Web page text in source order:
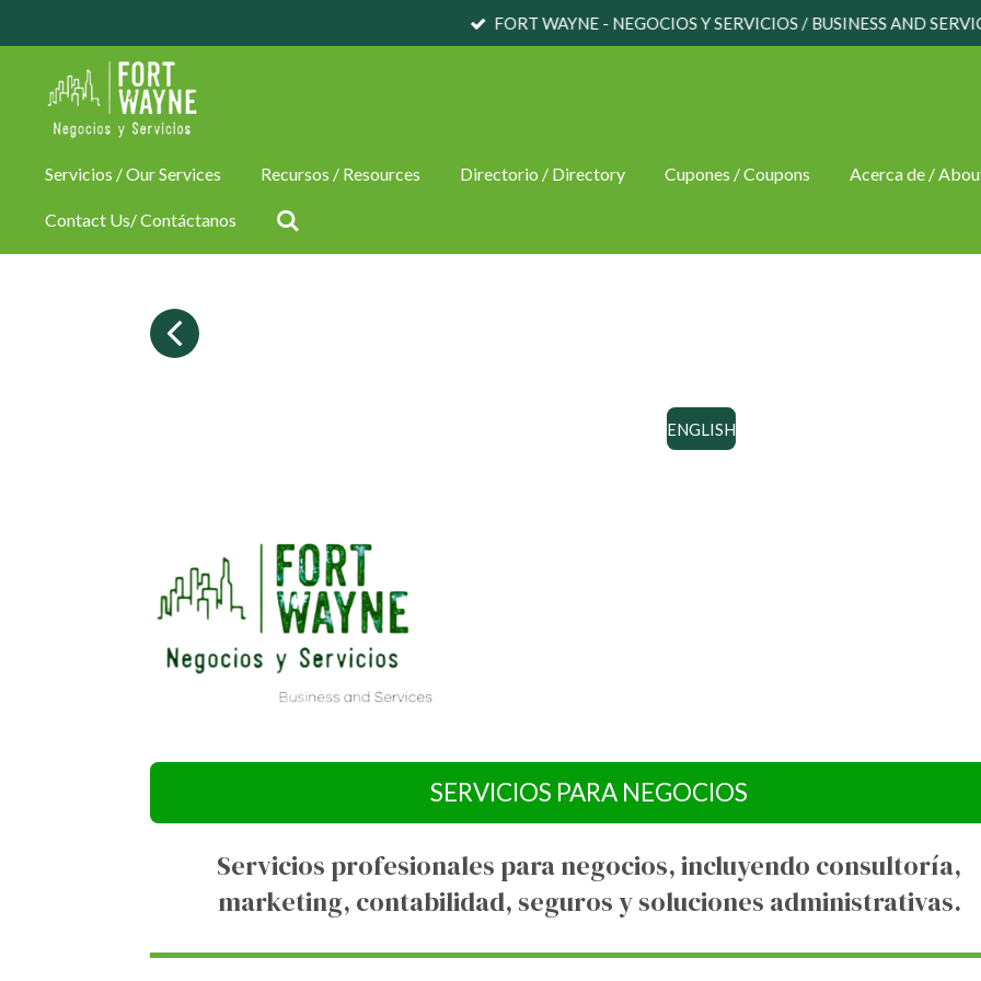
FORT WAYNE - NEGOCIOS Y SERVICIOS / BUSINESS AND
Servicios / Our Services Recursos / Resources Directorio / Directory Cupones / Coupons Acerca de /
Contact Us/ Contáctanos
ENGLISH
SERVICIOS PARA NEGOCIOS
Servicios profesionales para negocios, incluyendo consultoría,
marketing, contabilidad, seguros y soluciones administrativas.